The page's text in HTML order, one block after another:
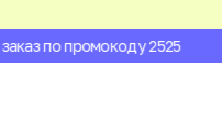
по промокоду 2525